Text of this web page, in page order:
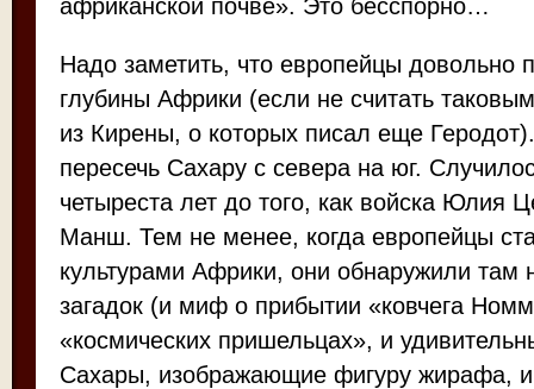
африканской почве». Это бесспорно…
Надо заметить, что европейцы довольно
глубины Африки (если не считать
из Кирены, о которых писал еще
пересечь Сахару с севера на юг.
четыреста лет до того, как войска Юлия
Манш. Тем не менее, когда европейцы
культурами Африки, они обнаружили там
загадок (и миф о прибытии «ковчега
«космических пришельцах», и
Сахары, изображающие фигуру жирафа, и